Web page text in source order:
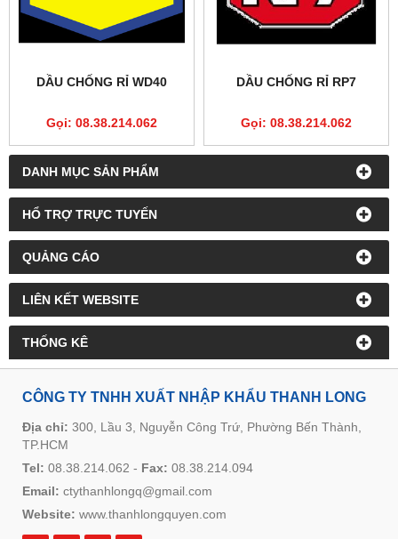
DANH MỤC SẢN PHẨM
HỔ TRỢ TRỰC TUYẾN
QUẢNG CÁO
LIÊN KẾT WEBSITE
THỐNG KÊ
DẦU CHỐNG RỈ WD40
Gọi: 08.38.214.062
DẦU CHỐNG RỈ RP7
Gọi: 08.38.214.062
CÔNG TY TNHH XUẤT NHẬP KHẨU THANH LONG
Địa chỉ: 300, Lầu 3, Nguyễn Công Trứ, Phường Bến Thành,
TP.HCM
Tel: 08.38.214.062 - Fax: 08.38.214.094
Email: ctythanhlongq@gmail.com
Website: www.thanhlongquyen.com